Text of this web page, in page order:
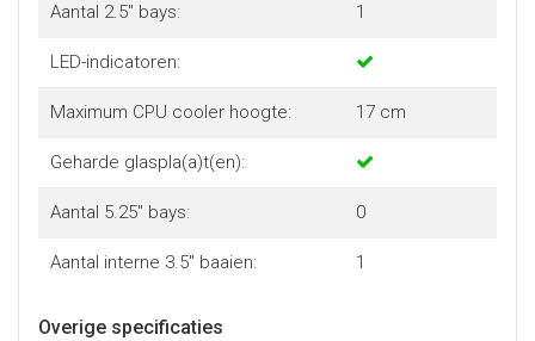
Aantal 2.5" bays: 1
LED-indicatoren:
Maximum CPU cooler hoogte: 17 cm
Geharde glaspla(a)t(en):
Aantal 5.25" bays: 0
Aantal interne 3.5" baaien: 1
Overige specificaties